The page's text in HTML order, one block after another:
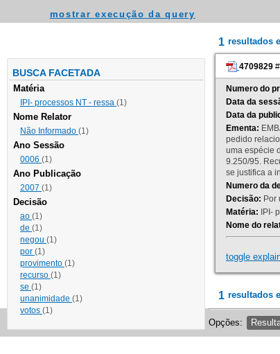
mostrar execução da query
BUSCA FACETADA
Matéria
IPI- processos NT - ressa (1)
Nome Relator
Não Informado (1)
Ano Sessão
0006 (1)
Ano Publicação
2007 (1)
Decisão
ao (1)
de (1)
negou (1)
por (1)
provimento (1)
recurso (1)
se (1)
unanimidade (1)
votos (1)
1 resultados
4709829 #
Numero do
Data da
Data da
Ementa:
pedido
uma espécie
9.250/95.
se justifica a
Numero da
Decisão: Por
Matéria: IPI-
Nome do
toggle
1 resultados
Opções: